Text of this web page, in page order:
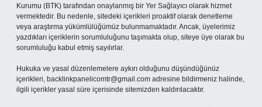
Kurumu (BTK) tarafından onaylanmış bir Yer Sağlayıcı olarak hizmet
vermektedir. Bu nedenle, sitedeki içerikleri proaktif olarak denetleme
veya araştırma yükümlülüğümüz bulunmamaktadır. Ancak, üyelerimiz
yazdıkları içeriklerin sorumluluğunu taşımakta olup, siteye üye olarak bu
sorumluluğu kabul etmiş sayılırlar.
Hukuka ve yasal düzenlemelere aykırı olduğunu düşündüğünüz
içerikleri, backlinkpanelicomtr@gmail.com adresine bildirmeniz halinde,
ilgili içerikler yasal süre içerisinde sitemizden kaldırılacaktır.